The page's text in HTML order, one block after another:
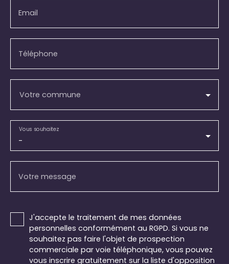
Email
Téléphone
Votre commune
-
Vous souhaitez
Votre message
J'accepte le traitement de mes données
personnelles conformément au RGPD. Si vous ne
souhaitez pas faire l'objet de prospection
commerciale par voie téléphonique, vous pouvez
vous inscrire gratuitement sur la liste d'opposition